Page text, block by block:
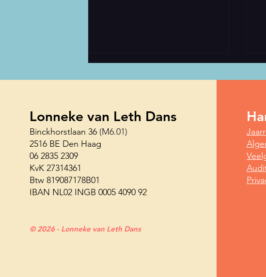
Haagse Shuffle Challenge 26
Lonneke van Leth Dans
Binckhorstlaan 36 (M6.01)
2516 BE Den Haag
06 2835 2309
KvK 27314361
Btw 819087178B01
IBAN NL02 INGB 0005 4090 92
© 2026 - Lonneke van Leth Dans